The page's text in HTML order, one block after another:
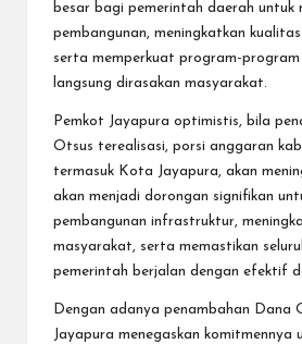
besar bagi pemerintah daerah untuk
pembangunan, meningkatkan
serta memperkuat program-program
langsung dirasakan masyarakat.
Pemkot Jayapura optimistis, bila
Otsus terealisasi, porsi anggaran
termasuk Kota Jayapura, akan
akan menjadi dorongan signifikan
pembangunan infrastruktur,
masyarakat, serta memastikan
pemerintah berjalan dengan efektif
Dengan adanya penambahan Dana
Jayapura menegaskan komitmennya